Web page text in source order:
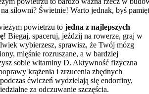
siłowni? Świetnie! Warto jednak, byś
powietrzu to jedna z najlepszych
! Biegaj, spaceruj, jeździj na rowerze, graj w
wybierzesz, sprawisz, że Twój mózg
mięśnie rozruszane, a w bardziej
sobie witaminy D. Aktywność fizyczna
krążenia i zrzucenia zbędnych
ćwiczeń wydzielają się endorfiny,
za odczuwanie szczęścia.